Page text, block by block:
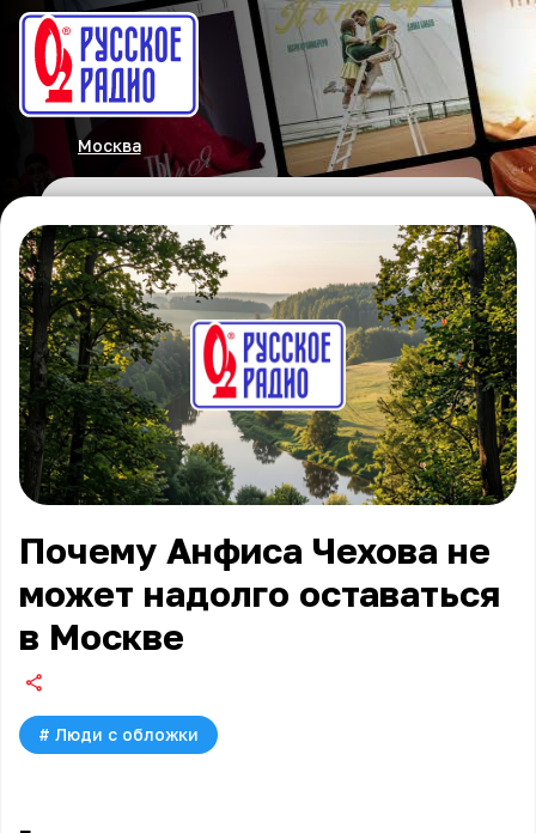
Москва
Почему Анфиса Чехова не
может надолго оставаться
в Москве
# Люди с обложки